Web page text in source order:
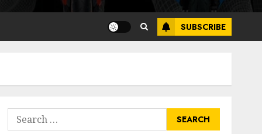
SUBSCRIBE
Search
for: